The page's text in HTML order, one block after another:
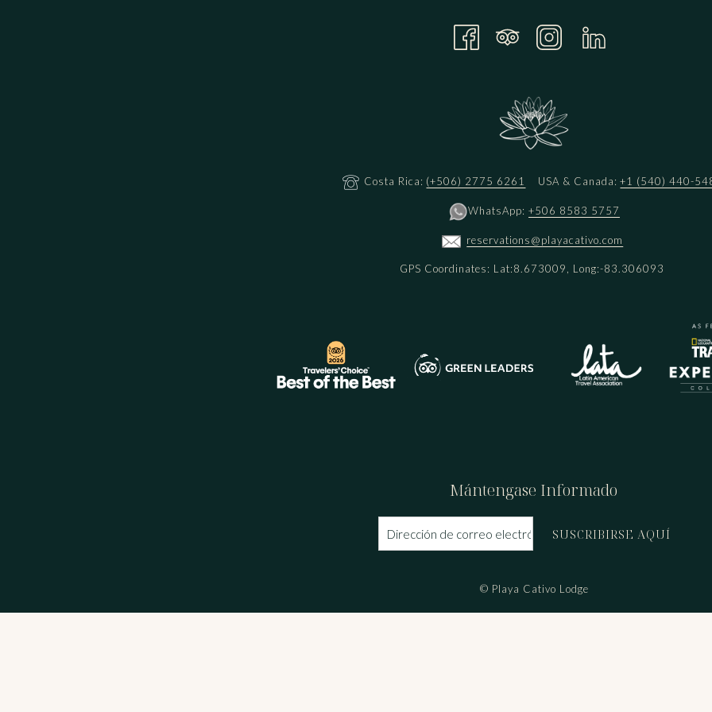
Costa Rica: (+506) 2775 6261 USA & Canada:+1 (540) 440-
WhatsApp: +506 8583 5757
reservations@playacativo.com
GPS Coordinates: Lat:8.673009, Long:-83.306093
Mántengase Informado
SUSCRIBIRSE AQUÍ
© Playa Cativo Lodge